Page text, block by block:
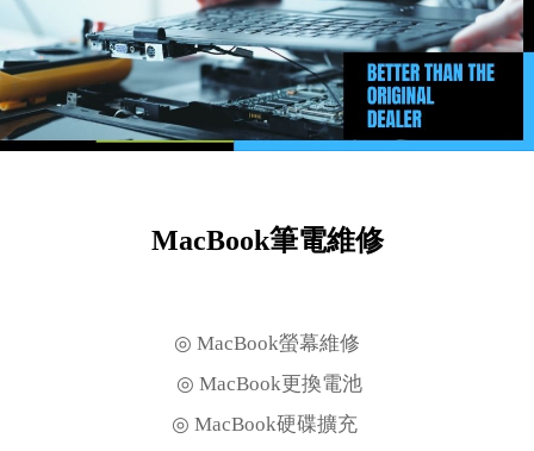
MacBook筆電維修
◎ MacBook螢幕維修
◎ MacBook更換電池
◎ MacBook硬碟擴充